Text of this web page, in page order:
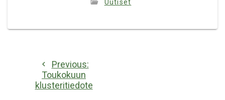
Uutiset
selausPrevious:Previous
Toukokuun
klusteritiedote